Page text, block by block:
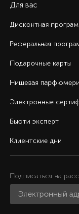
Для вас
Дисконтная
Реферальная
Подарочные карты
Нишевая
Электронные
Бьюти эксперт
Клиентские дни
Подписаться на